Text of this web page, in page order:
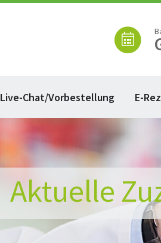
Live-Chat/Vorbestellung E-
Aktuelle